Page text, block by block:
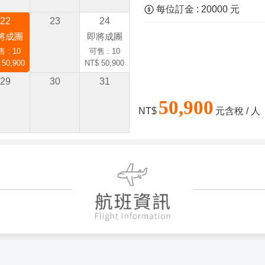
22
成團
: 10
50,900
23
24
即將成團
可售 : 10
NT$ 50,900
29 30 31
每位訂金 : 20000 元
NT$ 50,900 元含稅 / 人